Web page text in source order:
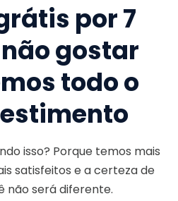
por 7
gostar
todo o
isso? Porque temos mais
satisfeitos e a certeza de
não será diferente.